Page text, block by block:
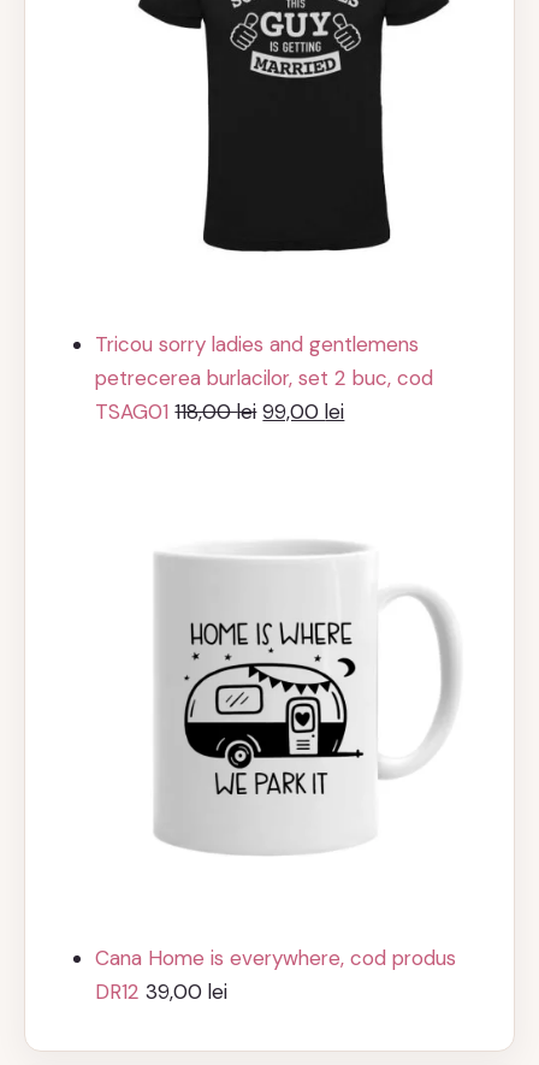
Tricou sorry ladies and gentlemens
petrecerea burlacilor, set 2 buc, cod
TSAG01 118,00lei Prețul
118,00 lei.
99,00leiPrețul
Cana Home is everywhere, cod produs
DR12 39,00lei